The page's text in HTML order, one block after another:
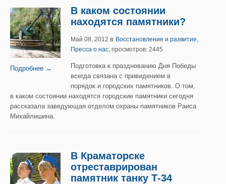
Подробнее →
В каком состоянии
находятся памятники?
Май 08, 2012 в Восстановление и развитие,
Пресса о нас, просмотров: 2445
Подготовка к празднованию Дня Победы
всегда связана с привидением в
порядок и городских памятников. О том,
в каком состоянии находятся городские памятники сегодня
рассказала заведующая отделом охраны памятников Раиса
Михайлишина.
В Краматорске
отреставрирован
памятник танку Т-34